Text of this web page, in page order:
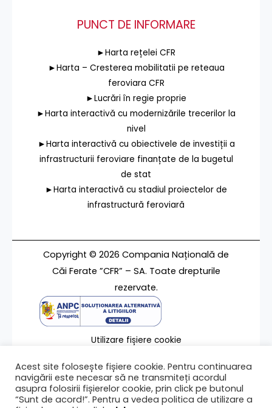
PUNCT DE INFORMARE
►Harta rețelei CFR
►Harta – Cresterea mobilitatii pe reteaua
feroviara CFR
►Lucrări în regie proprie
►Harta interactivă cu modernizările trecerilor la
nivel
►Harta interactivă cu obiectivele de investiții a
infrastructurii feroviare finanțate de la bugetul
de stat
►Harta interactivă cu stadiul proiectelor de
infrastructură feroviară
Copyright © 2026 Compania Națională de
Căi Ferate ”CFR” – SA. Toate drepturile
rezervate.
Utilizare fișiere cookie
Contact
Acest site folosește fișiere cookie. Pentru continuarea
navigării este necesar să ne transmiteți acordul
asupra folosirii fișierelor cookie, prin click pe butonul
“Sunt de acord!”. Pentru a vedea politica de utilizare a